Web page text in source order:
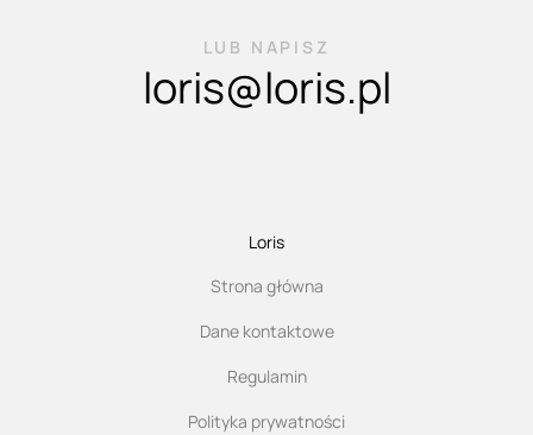
LUB NAPISZ
loris@loris.pl
Loris
Strona główna
Dane kontaktowe
Regulamin
Polityka prywatności